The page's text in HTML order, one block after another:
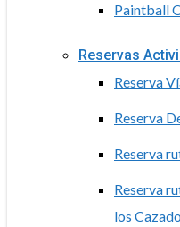
Paintball
Reservas
Reserva
Reserva
Reserva
Reserva
los